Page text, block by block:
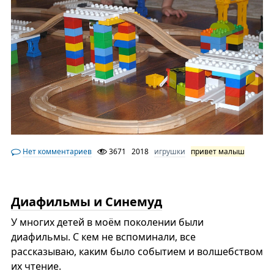
Нет комментариев 3671 2018 игрушки привет малыш
Диафильмы и Синемуд
У многих детей в моём поколении были
диафильмы. С кем не вспоминали, все
рассказываю, каким было событием и волшебством
их чтение.